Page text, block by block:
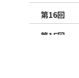
第16回
第15回